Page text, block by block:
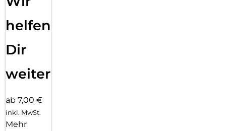
helfen
Dir
weiter
ab 7,00 €
inkl. MwSt.
Mehr